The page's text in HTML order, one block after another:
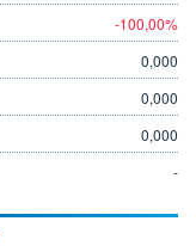
-100,00%
0,000
0,000
0,000
-